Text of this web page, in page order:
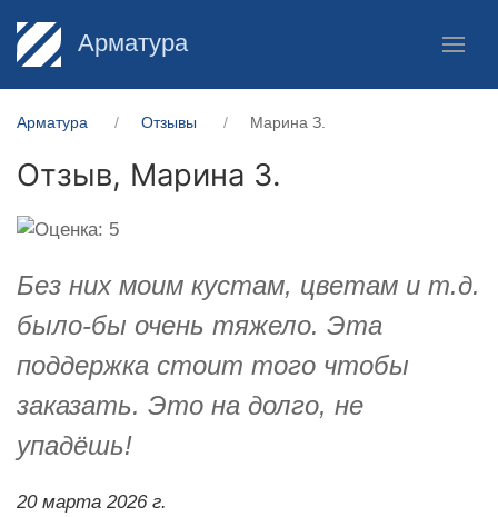
Арматура
Арматура Отзывы Марина З.
Отзыв, Марина З.
Без них моим кустам, цветам и т.д.
было-бы очень тяжело. Эта
поддержка стоит того чтобы
заказать. Это на долго, не
упадёшь!
20 марта 2026 г.